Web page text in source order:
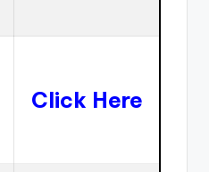
Click Here